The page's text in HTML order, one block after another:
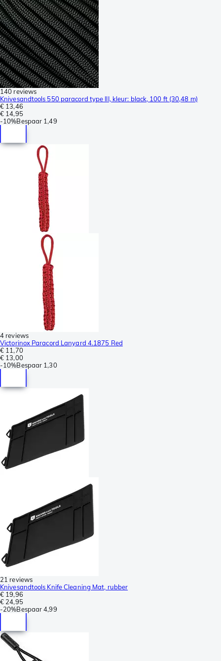
140 reviews
Knivesandtools 550 paracord type III, kleur: black, 100 ft (30,48 m)
€ 13,46
€ 14,95
-10%Bespaar 1,49
4 reviews
Victorinox Paracord Lanyard 4.1875 Red
€ 11,70
€ 13,00
-10%Bespaar 1,30
21 reviews
Knivesandtools Knife Cleaning Mat, rubber
€ 19,96
€ 24,95
-20%Bespaar 4,99